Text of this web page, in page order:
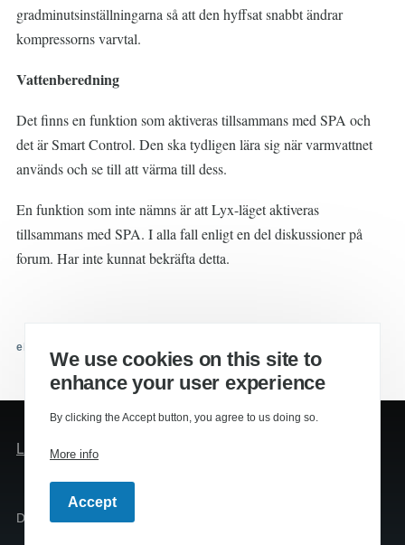
gradminutsinställningarna så att den hyffsat snabbt ändrar
kompressorns varvtal.
Vattenberedning
Det finns en funktion som aktiveras tillsammans med SPA och
det är Smart Control. Den ska tydligen lära sig när varmvattnet
används och se till att värma till dess.
En funktion som inte nämns är att Lyx-läget aktiveras
tillsammans med SPA. I alla fall enligt en del diskussioner på
forum. Har inte kunnat bekräfta detta.
eltipsaren.se
Meny
Logga in
Drivs av
We use cookies on this site to
enhance your user experience
By clicking the Accept button, you agree to us doing so.
More info
Accept